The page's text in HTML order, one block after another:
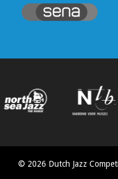
© 2026 Dutch Jazz